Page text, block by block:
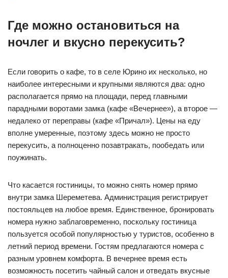
Где можно остановиться на
ночлег и вкусно перекусить?
Если говорить о кафе, то в селе Юрино их несколько, но
наиболее интересными и крупными являются два: одно
располагается прямо на площади, перед главными
парадными воротами замка (кафе «Вечернее»), а второе —
недалеко от переправы (кафе «Причал»). Цены на еду
вполне умеренные, поэтому здесь можно не просто
перекусить, а полноценно позавтракать, пообедать или
поужинать.
Что касается гостиницы, то можно снять номер прямо
внутри замка Шереметева. Администрация регистрирует
постояльцев на любое время. Единственное, бронировать
номера нужно заблаговременно, поскольку гостиница
пользуется особой популярностью у туристов, особенно в
летний период времени. Гостям предлагаются номера с
разным уровнем комфорта. В вечернее время есть
возможность посетить чайный салон и отведать вкусные